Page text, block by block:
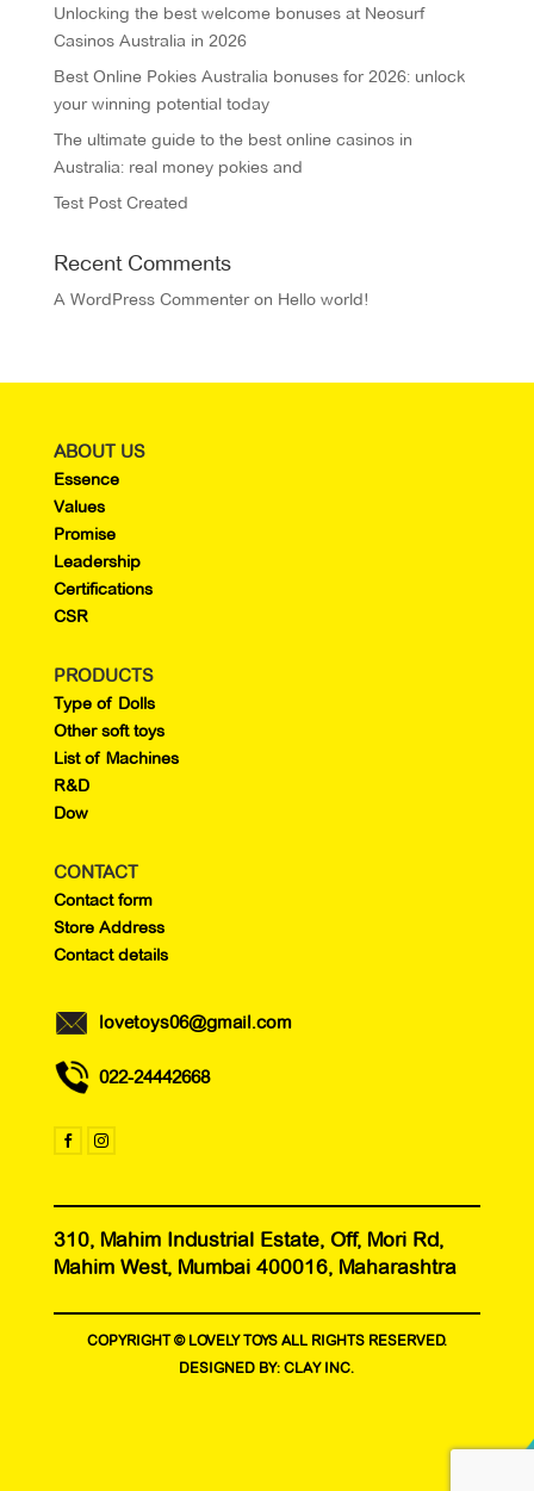
Unlocking the best welcome bonuses at Neosurf
Casinos Australia in 2026
Best Online Pokies Australia bonuses for 2026: unlock
your winning potential today
The ultimate guide to the best online casinos in
Australia: real money pokies and
Test Post Created
Recent Comments
A WordPress Commenteron Hello world!
ABOUT US
Essence
Values
Promise
Leadership
Certifications
CSR
PRODUCTS
Type of Dolls
Other soft toys
List of Machines
R&D
Dow
CONTACT
Contact form
Store Address
Contact details
lovetoys06@gmail.com
022-24442668
 
310, Mahim Industrial Estate, Off, Mori Rd,
Mahim West, Mumbai 400016, Maharashtra
COPYRIGHT © LOVELY TOYS ALL RIGHTS RESERVED.
DESIGNED BY:CLAY INC.